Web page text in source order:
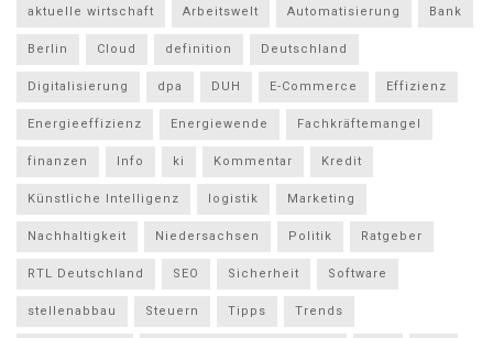
aktuelle wirtschaft Arbeitswelt Automatisierung Bank
Berlin Cloud definition Deutschland
Digitalisierung dpa DUH E-Commerce Effizienz
Energieeffizienz Energiewende Fachkräftemangel
finanzen Info ki Kommentar Kredit
Künstliche Intelligenz logistik Marketing
Nachhaltigkeit Niedersachsen Politik Ratgeber
RTL Deutschland SEO Sicherheit Software
stellenabbau Steuern Tipps Trends